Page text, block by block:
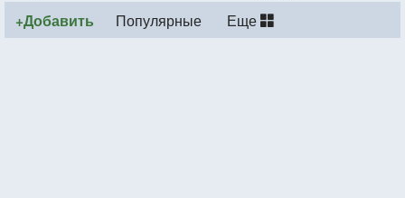
+Добавить Популярные Еще